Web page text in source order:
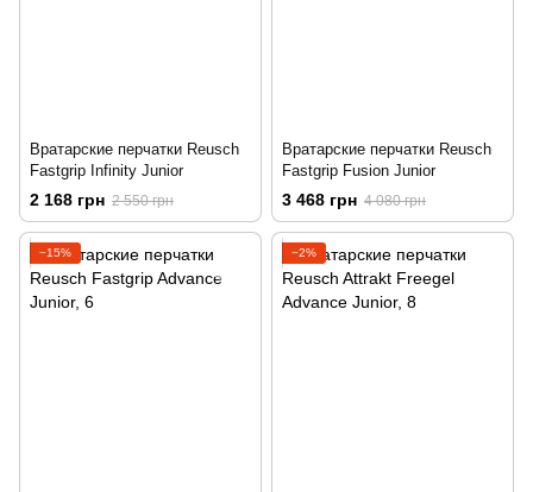
Вратарские перчатки Reusch
Fastgrip Infinity Junior
2 168 грн 2 550 грн
Вратарские перчатки Reusch
Fastgrip Fusion Junior
3 468 грн 4 080 грн
−15% −2%